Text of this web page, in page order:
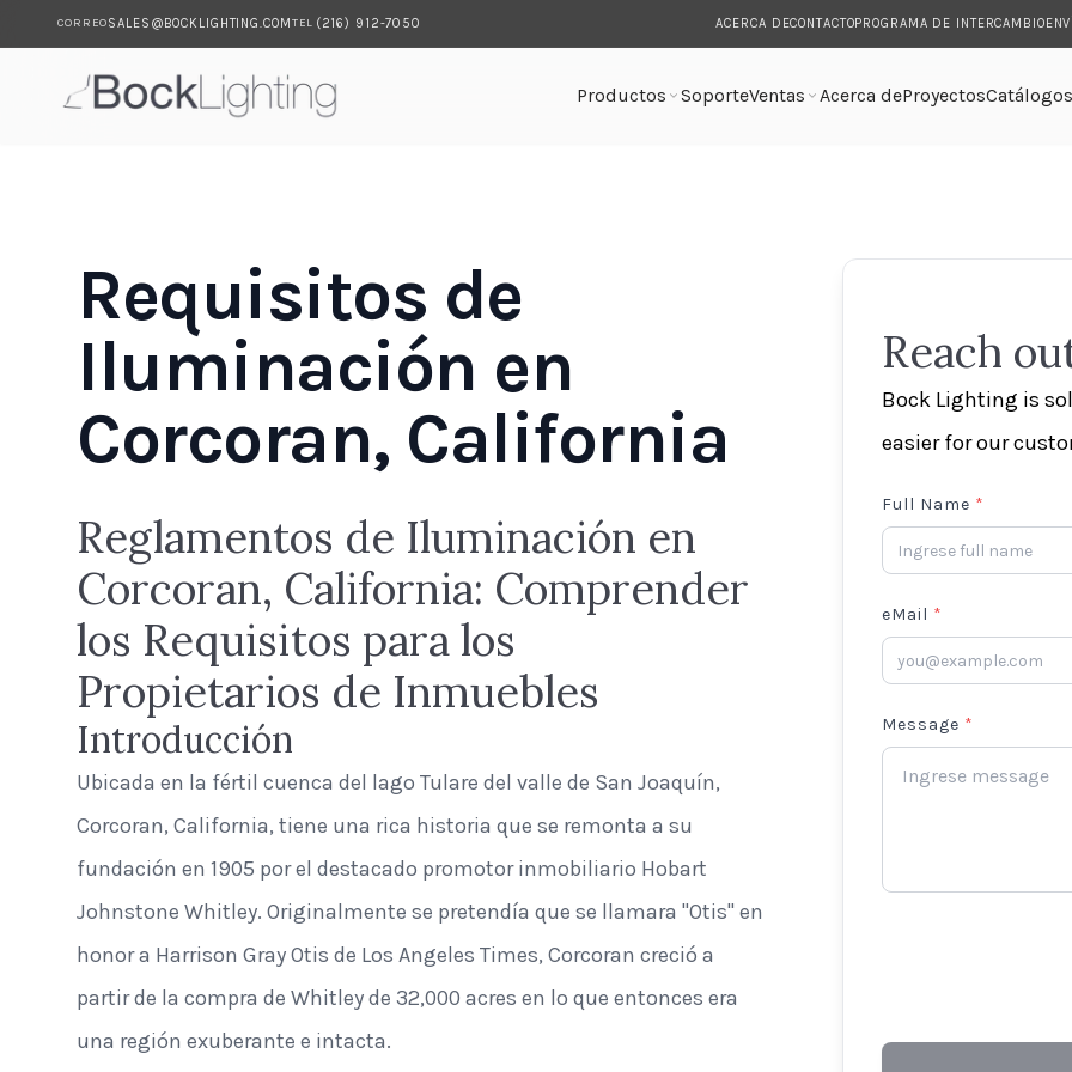
CORREOSALES@BOCKLIGHTING.COMTEL (216) 912-7050 ACERCA DECONTACTOPROGRAMA DE INTERCAMBIO
Productos SoporteVentas Acerca deProyectosCatálogos
Requisitos de
Iluminación en
Corcoran, California
Reglamentos de Iluminación en
Corcoran, California: Comprender
los Requisitos para los
Propietarios de Inmuebles
Introducción
Ubicada en la fértil cuenca del lago Tulare del valle de San Joaquín,
Corcoran, California, tiene una rica historia que se remonta a su
fundación en 1905 por el destacado promotor inmobiliario Hobart
Johnstone Whitley. Originalmente se pretendía que se llamara "Otis" en
honor a Harrison Gray Otis de Los Angeles Times, Corcoran creció a
partir de la compra de Whitley de 32,000 acres en lo que entonces era
una región exuberante e intacta.
Reach
Bock Lighting is
easier for our
Full Name *
eMail *
Message *